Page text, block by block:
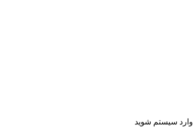
وارد سیستم شوید